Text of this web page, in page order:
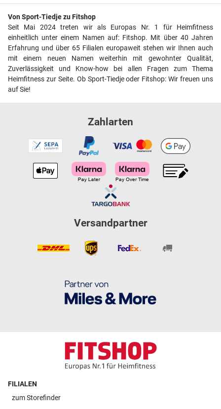
Von Sport-Tiedje zu Fitshop
Seit Mai 2024 treten wir als Europas Nr. 1 für Heimfitness
einheitlich unter einem Namen auf: Fitshop. Mit über 40 Jahren
Erfahrung und über 65 Filialen europaweit stehen wir Ihnen auch
mit einem neuen Namen weiterhin mit gewohnter Qualität,
Zuverlässigkeit und Know-how bei allen Fragen zum Thema
Heimfitness zur Seite. Ob Sport-Tiedje oder Fitshop: Wir freuen uns
auf Sie!
Zahlarten
Versandpartner
FILIALEN
zumStorefinder